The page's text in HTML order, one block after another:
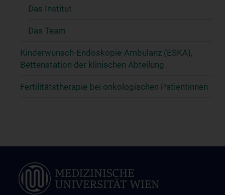
Das Institut
Das Team
Kinderwunsch-Endoskopie-Ambulanz (ESKA),
Bettenstation der klinischen Abteilung
Fertilitätstherapie bei onkologischen Patientinnen